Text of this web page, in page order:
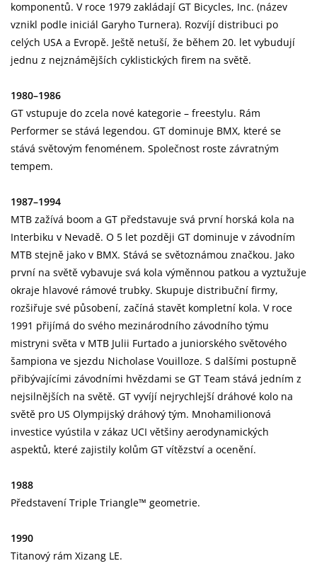
komponentů. V roce 1979 zakládají GT Bicycles, Inc. (název
vznikl podle iniciál Garyho Turnera). Rozvíjí distribuci po
celých USA a Evropě. Ještě netuší, že během 20. let vybudují
jednu z nejznámějších cyklistických firem na světě.
1980–1986
GT vstupuje do zcela nové kategorie – freestylu. Rám
Performer se stává legendou. GT dominuje BMX, které se
stává světovým fenoménem. Společnost roste závratným
tempem.
1987–1994
MTB zažívá boom a GT představuje svá první horská kola na
Interbiku v Nevadě. O 5 let později GT dominuje v závodním
MTB stejně jako v BMX. Stává se světoznámou značkou. Jako
první na světě vybavuje svá kola výměnnou patkou a vyztužuje
okraje hlavové rámové trubky. Skupuje distribuční firmy,
rozšiřuje své působení, začíná stavět kompletní kola. V roce
1991 přijímá do svého mezinárodního závodního týmu
mistryni světa v MTB Julii Furtado a juniorského světového
šampiona ve sjezdu Nicholase Vouilloze. S dalšími postupně
přibývajícími závodními hvězdami se GT Team stává jedním z
nejsilnějších na světě. GT vyvíjí nejrychlejší dráhové kolo na
světě pro US Olympijský dráhový tým. Mnohamilionová
investice vyústila v zákaz UCI většiny aerodynamických
aspektů, které zajistily kolům GT vítězství a ocenění.
1988
Představení Triple Triangle™ geometrie.
1990
Titanový rám Xizang LE.